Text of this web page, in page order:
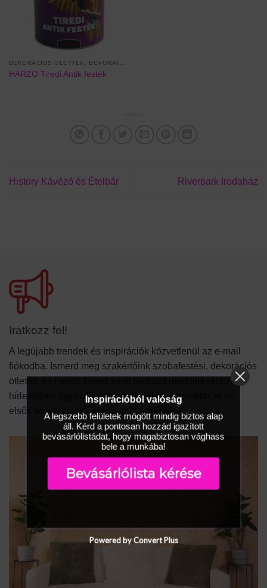
HARZO Tiredi Antik festék
History Kávézó és Ételbár Riverpark Irodaház
Iratkozz fel!
A legújabb trendek és inspirációk közvetlenül az e-mail
fiókodba. Ismerd meg szakértőink szobafestési, dekorációs
ötleteit, és meríts ihletet saját lakásod megújításához. A
hírlevélben ügyes kivitelezési trükköket leshetsz el és
elsők közt láthatod a legújabb termékeket.
Inspirációból valóság
A legszebb felületek mögött mindig biztos alap
áll. Kérd a pontosan hozzád igazított
bevásárlólistádat, hogy magabiztosan vághass
bele a munkába!
Bevásárlólista kérése
Powered by Convert Plus